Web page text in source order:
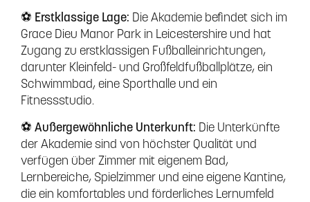
⚽ Erstklassige Lage: Die Akademie befindet sich im
Grace Dieu Manor Park in Leicestershire und hat
Zugang zu erstklassigen Fußballeinrichtungen,
darunter Kleinfeld- und Großfeldfußballplätze, ein
Schwimmbad, eine Sporthalle und ein
Fitnessstudio.
⚽ Außergewöhnliche Unterkunft: Die Unterkünfte
der Akademie sind von höchster Qualität und
verfügen über Zimmer mit eigenem Bad,
Lernbereiche, Spielzimmer und eine eigene Kantine,
die ein komfortables und förderliches Lernumfeld